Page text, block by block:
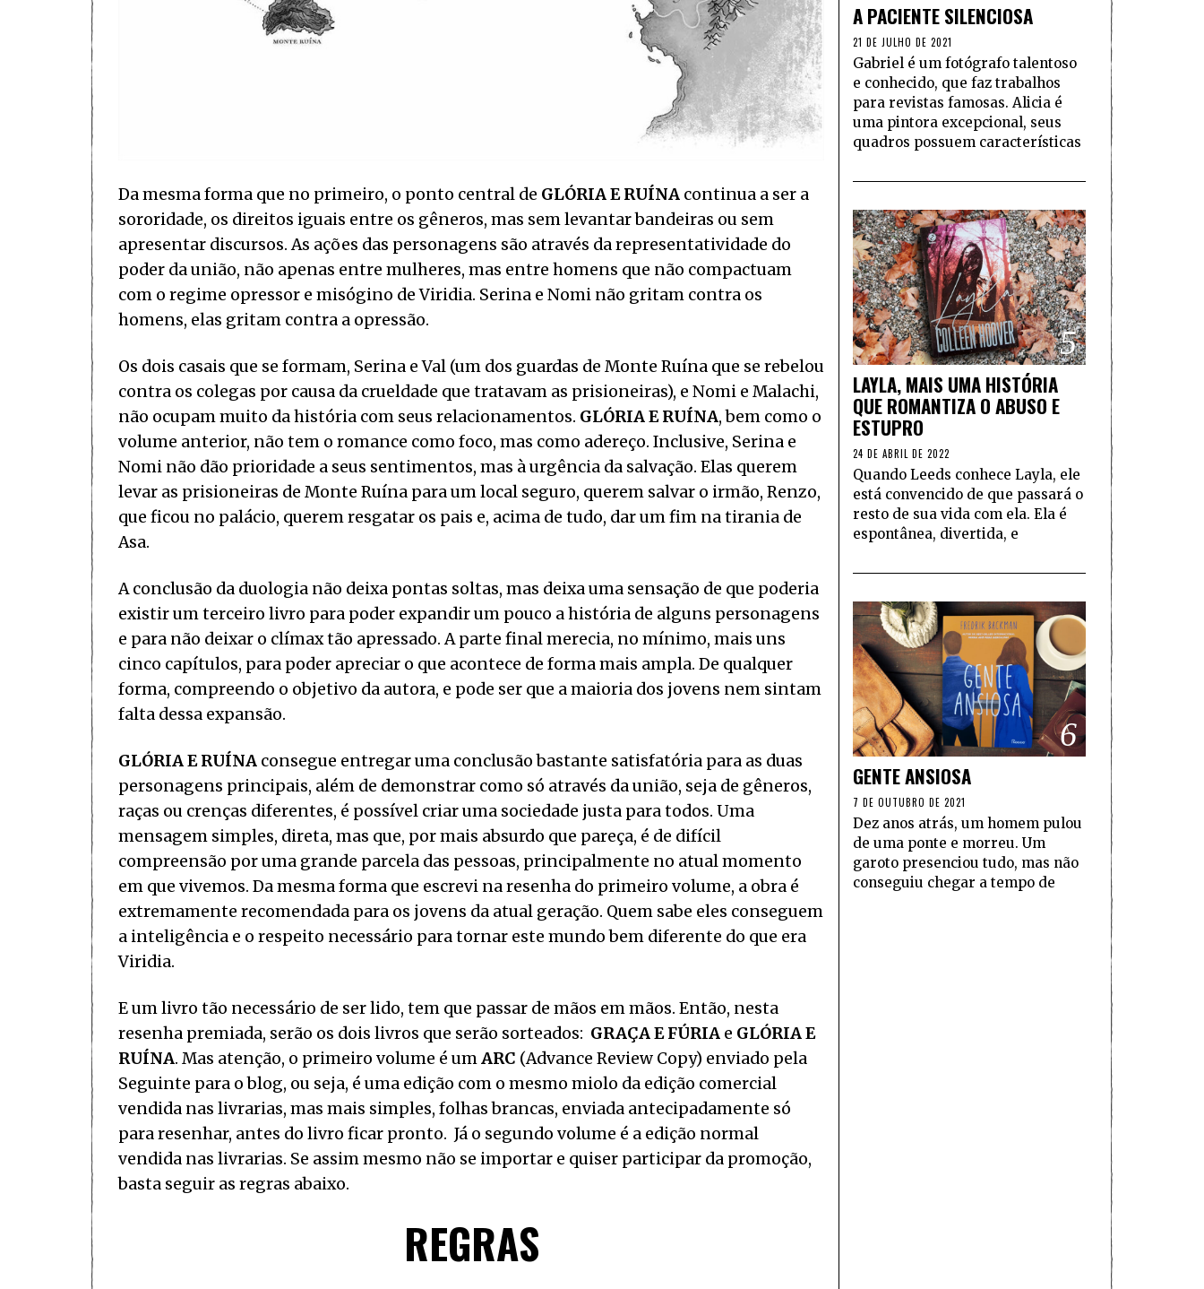
Da mesma forma que no primeiro, o ponto central de GLÓRIA E RUÍNA continua a ser a
sororidade, os direitos iguais entre os gêneros, mas sem levantar bandeiras ou sem
apresentar discursos. As ações das personagens são através da representatividade do
poder da união, não apenas entre mulheres, mas entre homens que não compactuam
com o regime opressor e misógino de Viridia. Serina e Nomi não gritam contra os
homens, elas gritam contra a opressão.
Os dois casais que se formam, Serina e Val (um dos guardas de Monte Ruína que se rebelou
contra os colegas por causa da crueldade que tratavam as prisioneiras), e Nomi e Malachi,
não ocupam muito da história com seus relacionamentos. GLÓRIA E RUÍNA, bem como o
volume anterior, não tem o romance como foco, mas como adereço. Inclusive, Serina e
Nomi não dão prioridade a seus sentimentos, mas à urgência da salvação. Elas querem
levar as prisioneiras de Monte Ruína para um local seguro, querem salvar o irmão, Renzo,
que ficou no palácio, querem resgatar os pais e, acima de tudo, dar um fim na tirania de
Asa.
A conclusão da duologia não deixa pontas soltas, mas deixa uma sensação de que poderia
existir um terceiro livro para poder expandir um pouco a história de alguns personagens
e para não deixar o clímax tão apressado. A parte final merecia, no mínimo, mais uns
cinco capítulos, para poder apreciar o que acontece de forma mais ampla. De qualquer
forma, compreendo o objetivo da autora, e pode ser que a maioria dos jovens nem sintam
falta dessa expansão.
GLÓRIA E RUÍNA consegue entregar uma conclusão bastante satisfatória para as duas
personagens principais, além de demonstrar como só através da união, seja de gêneros,
raças ou crenças diferentes, é possível criar uma sociedade justa para todos. Uma
mensagem simples, direta, mas que, por mais absurdo que pareça, é de difícil
compreensão por uma grande parcela das pessoas, principalmente no atual momento
em que vivemos. Da mesma forma que escrevi na resenha do primeiro volume, a obra é
extremamente recomendada para os jovens da atual geração. Quem sabe eles conseguem
a inteligência e o respeito necessário para tornar este mundo bem diferente do que era
Viridia.
E um livro tão necessário de ser lido, tem que passar de mãos em mãos. Então, nesta
resenha premiada, serão os dois livros que serão sorteados: GRAÇA E FÚRIA e GLÓRIA E
RUÍNA. Mas atenção, o primeiro volume é umARC (Advance Review Copy) enviado pela
Seguinte para o blog, ou seja, é uma edição com o mesmo miolo da edição comercial
vendida nas livrarias, mas mais simples, folhas brancas, enviada antecipadamente só
para resenhar, antes do livro ficar pronto. Já o segundo volume é a edição normal
vendida nas livrarias. Se assim mesmo não se importar e quiser participar da promoção,
basta seguir as regras abaixo.
REGRAS
A PACIENTE SILENCIOSA
21 DE JULHO DE 2021
Gabriel é um fotógrafo talentoso
e conhecido, que faz trabalhos
para revistas famosas. Alicia é
uma pintora excepcional, seus
quadros possuem características
5
LAYLA, MAIS UMA HISTÓRIA
QUE ROMANTIZA O ABUSO E
ESTUPRO
24 DE ABRIL DE 2022
Quando Leeds conhece Layla, ele
está convencido de que passará o
resto de sua vida com ela. Ela é
espontânea, divertida, e
6
GENTE ANSIOSA
7 DE OUTUBRO DE 2021
Dez anos atrás, um homem pulou
de uma ponte e morreu. Um
garoto presenciou tudo, mas não
conseguiu chegar a tempo de